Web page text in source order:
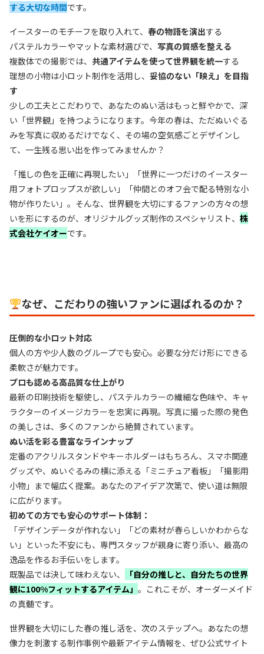
する大切な時間です。
イースターのモチーフを取り入れて、 春の物語を演出する
パステルカラーやマットな素材選びで、 写真の質感を整える
複数体での撮影では、 共通アイテムを使って世界観を統一する
理想の小物は小ロット制作を活用し、 妥協のない「映え」を目指
す
少しの工夫とこだわりで、あなたのぬい活はもっと鮮やかで、深
い「世界観」を持つようになります。今年の春は、ただぬいぐる
みを写真に収めるだけでなく、その場の空気感ごとデザインし
て、一生残る思い出を作ってみませんか？
「推しの色を正確に再現したい」「世界に一つだけのイースター
用フォトプロップスが欲しい」「仲間とのオフ会で配る特別な小
物が作りたい」。そんな、世界観を大切にするファンの方々の想
いを形にするのが、オリジナルグッズ制作のスペシャリスト、 株
式会社ケイオーです。
なぜ、こだわりの強いファンに選ばれるのか？
圧倒的な小ロット対応
個人の方や少人数のグループでも安心。必要な分だけ形にできる
柔軟さが魅力です。
プロも認める高品質な仕上がり
最新の印刷技術を駆使し、パステルカラーの繊細な色味や、キャ
ラクターのイメージカラーを忠実に再現。写真に撮った際の発色
の美しさは、多くのファンから絶賛されています。
ぬい活を彩る豊富なラインナップ
定番のアクリルスタンドやキーホルダーはもちろん、スマホ関連
グッズや、ぬいぐるみの横に添える「ミニチュア看板」「撮影用
小物」まで幅広く提案。あなたのアイデア次第で、使い道は無限
に広がります。
初めての方でも安心のサポート体制：
「デザインデータが作れない」「どの素材が春らしいかわからな
い」といった不安にも、専門スタッフが親身に寄り添い、最高の
逸品を作るお手伝いをします。
既製品では決して味わえない、
「自分の推しと、自分たちの世界
観に100%フィットするアイテム」 。これこそが、オーダーメイド
の真髄です。
世界観を大切にした春の推し活を、次のステップへ。あなたの想
像力を刺激する制作事例や最新アイテム情報を、ぜひ公式サイト